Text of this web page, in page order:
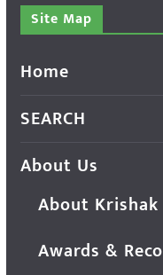
Site Map
Home
SEARCH
About Us
About Krishak
Awards &